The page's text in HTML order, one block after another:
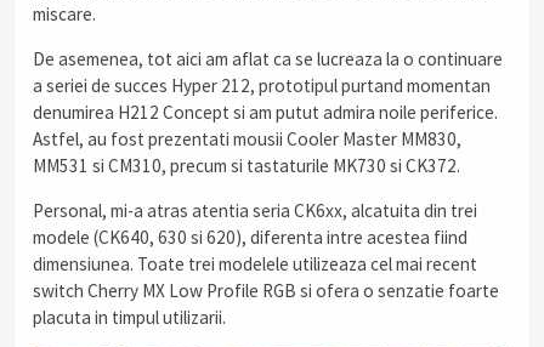
miscare.
De asemenea, tot aici am aflat ca se lucreaza la o continuare
a seriei de succes Hyper 212, prototipul purtand momentan
denumirea H212 Concept si am putut admira noile periferice.
Astfel, au fost prezentati mousii Cooler Master MM830,
MM531 si CM310, precum si tastaturile MK730 si CK372.
Personal, mi-a atras atentia seria CK6xx, alcatuita din trei
modele (CK640, 630 si 620), diferenta intre acestea fiind
dimensiunea. Toate trei modelele utilizeaza cel mai recent
switch Cherry MX Low Profile RGB si ofera o senzatie foarte
placuta in timpul utilizarii.